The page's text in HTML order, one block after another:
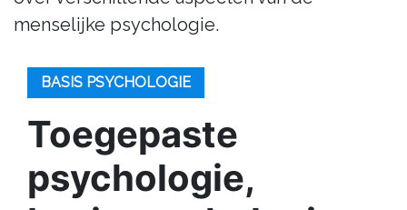
menselijke psychologie.
BASIS PSYCHOLOGIE
Toegepaste
psychologie,